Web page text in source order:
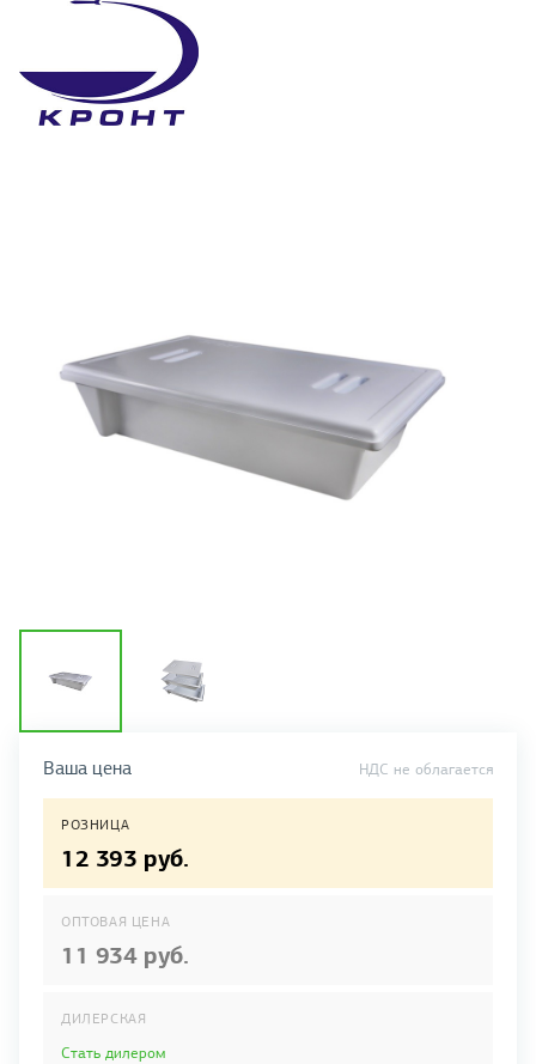
Ваша цена НДС не облагается
РОЗНИЦА
12 393 руб.
ОПТОВАЯ ЦЕНА
11 934 руб.
ДИЛЕРСКАЯ
Стать дилером